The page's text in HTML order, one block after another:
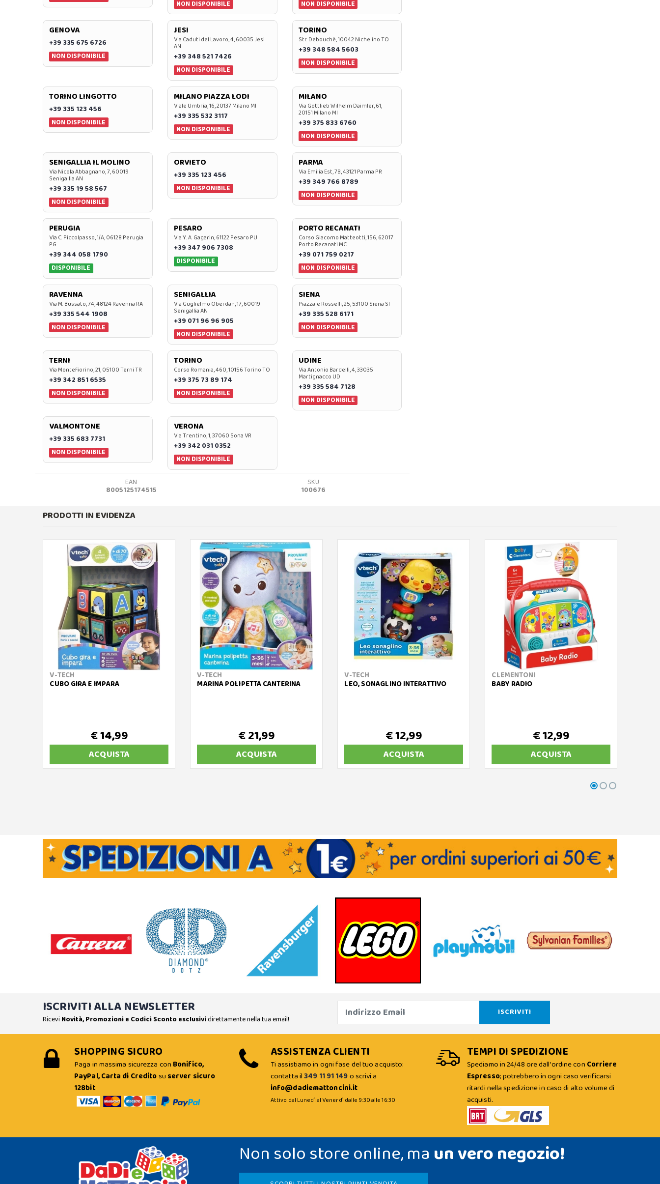
NON DISPONIBILE
NON DISPONIBILE
GENOVA
+39 335 675 6726
NON DISPONIBILE
JESI
Via Caduti del Lavoro, 4, 60035 Jesi
AN
+39 348 521 7426
NON DISPONIBILE
TORINO
Str. Debouchè, 10042 Nichelino TO
+39 348 584 5603
NON DISPONIBILE
TORINO LINGOTTO
+39 335 123 456
NON DISPONIBILE
MILANO PIAZZA LODI
Viale Umbria, 16, 20137 Milano MI
+39 335 532 3117
NON DISPONIBILE
MILANO
Via Gottlieb Wilhelm Daimler, 61,
20151 Milano MI
+39 375 833 6760
NON DISPONIBILE
SENIGALLIA IL MOLINO
Via Nicola Abbagnano, 7, 60019
Senigallia AN
+39 335 19 58 567
NON DISPONIBILE
ORVIETO
+39 335 123 456
NON DISPONIBILE
PARMA
Via Emilia Est, 7B, 43121 Parma PR
+39 349 766 8789
NON DISPONIBILE
PERUGIA
Via C. Piccolpasso, 1/A, 06128 Perugia
PG
+39 344 058 1790
DISPONIBILE
PESARO
Via Y. A. Gagarin, 61122 Pesaro PU
+39 347 906 7308
DISPONIBILE
PORTO RECANATI
Corso Giacomo Matteotti, 156, 62017
Porto Recanati MC
+39 071 759 0217
NON DISPONIBILE
RAVENNA
Via M. Bussato, 74, 48124 Ravenna RA
+39 335 544 1908
NON DISPONIBILE
SENIGALLIA
Via Guglielmo Oberdan, 17, 60019
Senigallia AN
+39 071 96 96 905
NON DISPONIBILE
SIENA
Piazzale Rosselli, 25, 53100 Siena SI
+39 335 528 6171
NON DISPONIBILE
TERNI
Via Montefiorino, 21, 05100 Terni TR
+39 342 851 6535
NON DISPONIBILE
TORINO
Corso Romania, 460, 10156 Torino TO
+39 375 73 89 174
NON DISPONIBILE
UDINE
Via Antonio Bardelli, 4, 33035
Martignacco UD
+39 335 584 7128
NON DISPONIBILE
VALMONTONE
+39 335 683 7731
NON DISPONIBILE
VERONA
Via Trentino, 1, 37060 Sona VR
+39 342 031 0352
NON DISPONIBILE
EAN
8005125174515
SKU
100676
PRODOTTI IN EVIDENZA
V-TECH
CUBO GIRA E IMPARA
€ 14,99
ACQUISTA
V-TECH
MARINA POLIPETTA CANTERINA
€ 21,99
ACQUISTA
V-TECH
LEO, SONAGLINO INTERATTIVO
€ 12,99
ACQUISTA
CLEMENTONI
BABY RADIO
€ 12,99
ACQUISTA
ISCRIVITI ALLA NEWSLETTER
Ricevi Novità, Promozioni e Codici Sconto esclusividirettamente nella tua email!
SHOPPING SICURO
Paga in massima sicurezza con Bonifico,
PayPal, Carta di Creditosu server sicuro
128bit.
ASSISTENZA CLIENTI
Ti assistiamo in ogni fase del tuo acquisto:
contatta il349 11 91 149o scrivi a
info@dadiemattoncini.it
Attivo dal Lunedì al Venerdì dalle 9:30 alle 16:30
TEMPI DI SPEDIZIONE
Spediamo in 24/48 ore dall'ordine con Corriere
Espresso; potrebbero in ogni caso verificarsi
ritardi nella spedizione in caso di alto volume di
acquisti.
Non solo store online, ma un vero negozio!